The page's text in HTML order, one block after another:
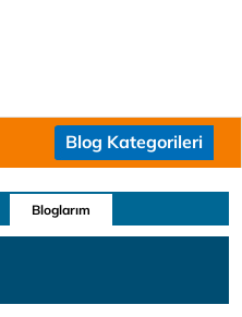
Blog Kategorileri
Bloglarım